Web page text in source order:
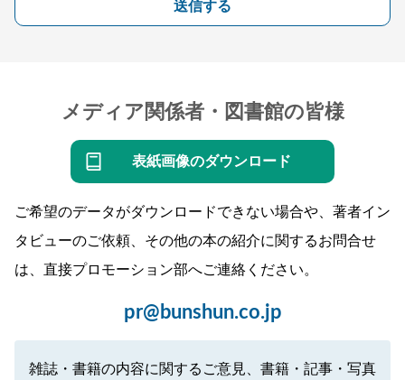
送信する
メディア関係者・図書館の皆様
表紙画像のダウンロード
ご希望のデータがダウンロードできない場合や、著者イン
タビューのご依頼、その他の本の紹介に関するお問合せ
は、直接プロモーション部へご連絡ください。
pr@bunshun.co.jp
雑誌・書籍の内容に関するご意見、書籍・記事・写真